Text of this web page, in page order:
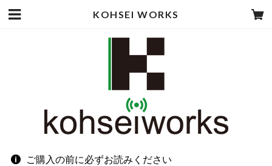
KOHSEI WORKS
ご購入の前に必ずお読みください